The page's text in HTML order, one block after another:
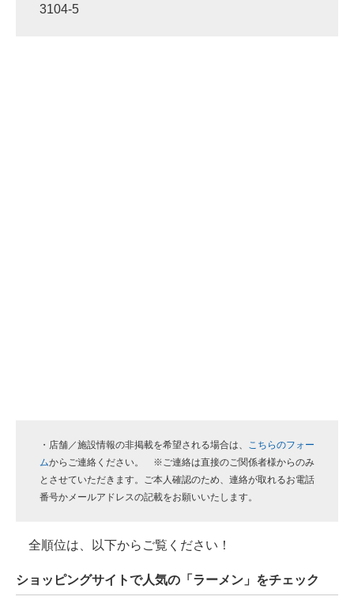
3104-5
・店舗／施設情報の非掲載を希望される場合は、 こちらのフォー
ムからご連絡ください。 ※ご連絡は直接のご関係者様からのみ
とさせていただきます。ご本人確認のため、連絡が取れるお電話
番号かメールアドレスの記載をお願いいたします。
全順位は、以下からご覧ください！
ショッピングサイトで人気の「ラーメン」をチェック